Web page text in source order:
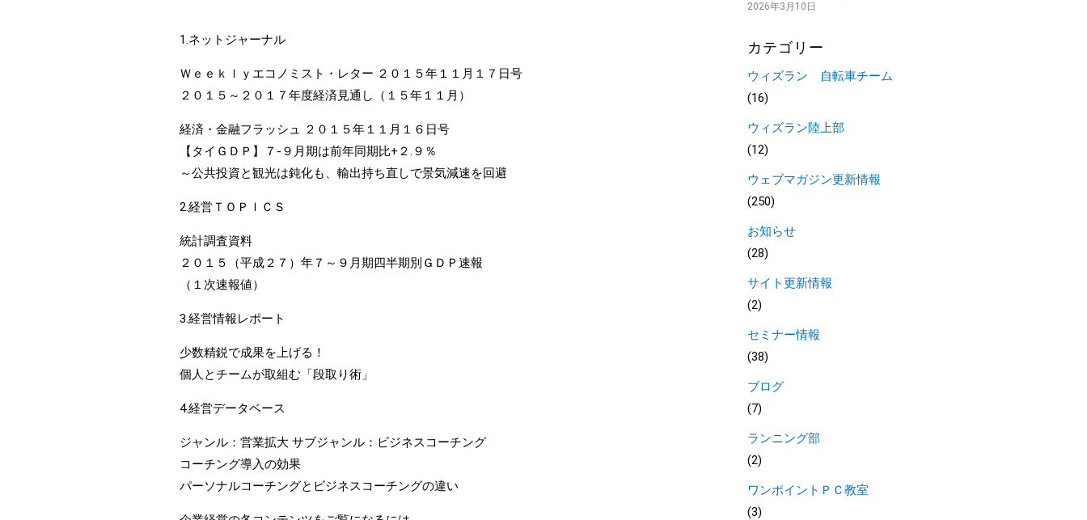
1.ネットジャーナル
Ｗｅｅｋｌｙエコノミスト・レター ２０１５年１１月１７日号
２０１５～２０１７年度経済見通し（１５年１１月）
経済・金融フラッシュ ２０１５年１１月１６日号
【タイＧＤＰ】７-９月期は前年同期比+２.９％
～公共投資と観光は鈍化も、輸出持ち直しで景気減速を回避
2.経営ＴＯＰＩＣＳ
統計調査資料
２０１５（平成２７）年７～９月期四半期別ＧＤＰ速報
（１次速報値）
3.経営情報レポート
少数精鋭で成果を上げる！
個人とチームが取組む「段取り術」
4.経営データベース
ジャンル：営業拡大 サブジャンル：ビジネスコーチング
コーチング導入の効果
パーソナルコーチングとビジネスコーチングの違い
2026年3月10日
カテゴリー
ウィズラン 自転車チーム
(16)
ウィズラン陸上部
(12)
ウェブマガジン更新情報
(250)
お知らせ
(28)
サイト更新情報
(2)
セミナー情報
(38)
ブログ
(7)
ランニング部
(2)
ワンポイントＰＣ教室
(3)